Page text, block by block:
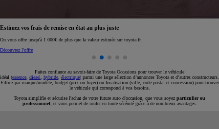
Réservez en ligne votre occasion pour 1€ seulement
Réservez en ligne
Faites confiance au savoir-faire de Toyota Occasions pour trouver le véhicule
idéal (essence diesel hybride électrique) parmi une large sélection d’annonces Toyota et d’autres constructeurs.
Filtrez par marque/modèle, budget (prix ou loyer) ou localisation (ville, code postal et concession) pour trouver
le véhicule qui correspond à vos besoins.
Toyota simplifie et sécurise l'achat de votre future auto d'occasion, que vous soyez particulier ou
professionnel , et vous permet de rouler en toute sérénité grâce à de nombreux avantages.